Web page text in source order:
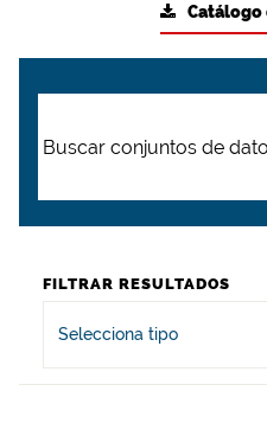
FILTRAR RESULTADOS
Selecciona tipo